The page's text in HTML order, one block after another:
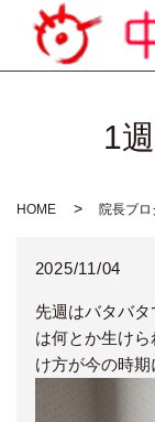
1
HOME 院長ブロ
2025/11/04
先週はバタバ
は何とか生け
け方が今の時期